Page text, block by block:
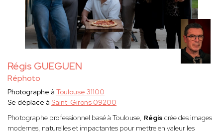
Régis GUEGUEN
Réphoto
Photographe à Toulouse 31100
Se déplace à Saint-Girons 09200
Photographe professionnel basé à Toulouse, Régis crée des images
modernes, naturelles et impactantes pour mettre en valeur les